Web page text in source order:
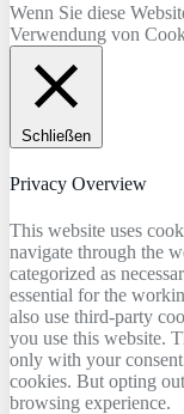
Wenn Sie diese
Verwendung von
Schließen
Privacy Overview
This website uses
navigate through the
categorized as
essential for the
also use third-party
you use this website.
only with your
cookies. But opting
browsing experience.